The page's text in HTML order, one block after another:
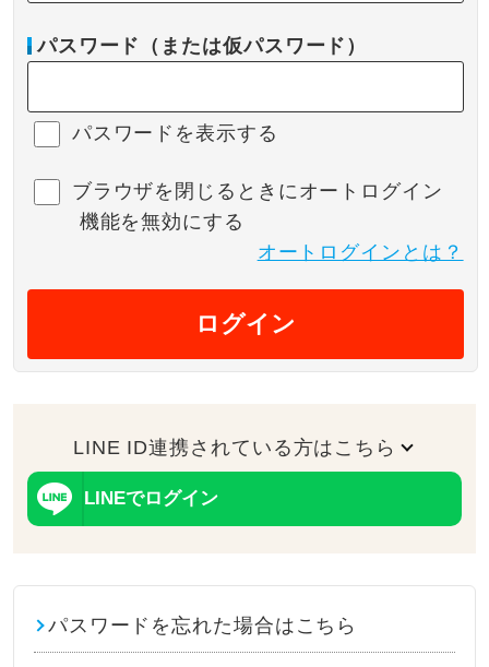
パスワード（または仮パスワード）
パスワードを表示する
ブラウザを閉じるときにオートログイン
機能を無効にする
オートログインとは？
ログイン
LINE ID連携されている方はこちら
LINEでログイン
パスワードを忘れた場合はこちら